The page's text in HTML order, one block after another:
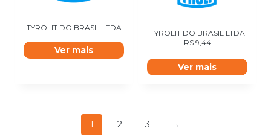
TYROLIT DO BRASIL LTDA
Ver mais
TYROLIT DO BRASIL LTDA
R$9,44
Ver mais
1 2 3 →